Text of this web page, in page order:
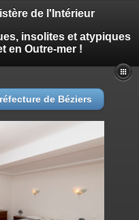
de l'Intérieur
insolites et atypiques
en Outre-mer !
de Béziers